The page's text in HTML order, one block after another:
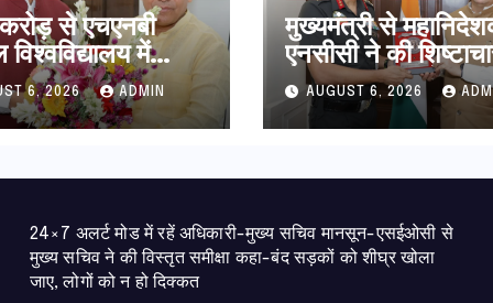
से एचएनबी
में
संरचना होगी
शिक्षा मंत्री धन
ने नवनियुक्त
6, 2026 ADMIN
मुख्यमंत्री से
एनसीसी ने की
भेंट,उत्तराखण्ड में
विस्तार एवं आधुनिक
आधारभूत संरचना के
AUGUST 6, 2026
24×7 अलर्ट मोड में रहें अधिकारी-मुख्य सचिव मानसून-एसईओसी से
मुख्य सचिव ने की विस्तृत समीक्षा कहा-बंद सड़कों को शीघ्र खोला
जाए, लोगों को न हो दिक्कत